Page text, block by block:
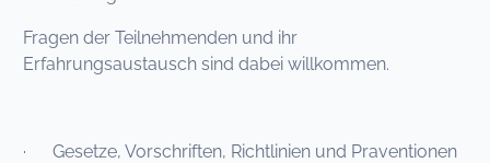
Fragen der Teilnehmenden und ihr
Erfahrungsaustausch sind dabei willkommen.
· Gesetze, Vorschriften, Richtlinien und Praventionen